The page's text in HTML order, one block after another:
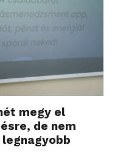
megy el
de nem